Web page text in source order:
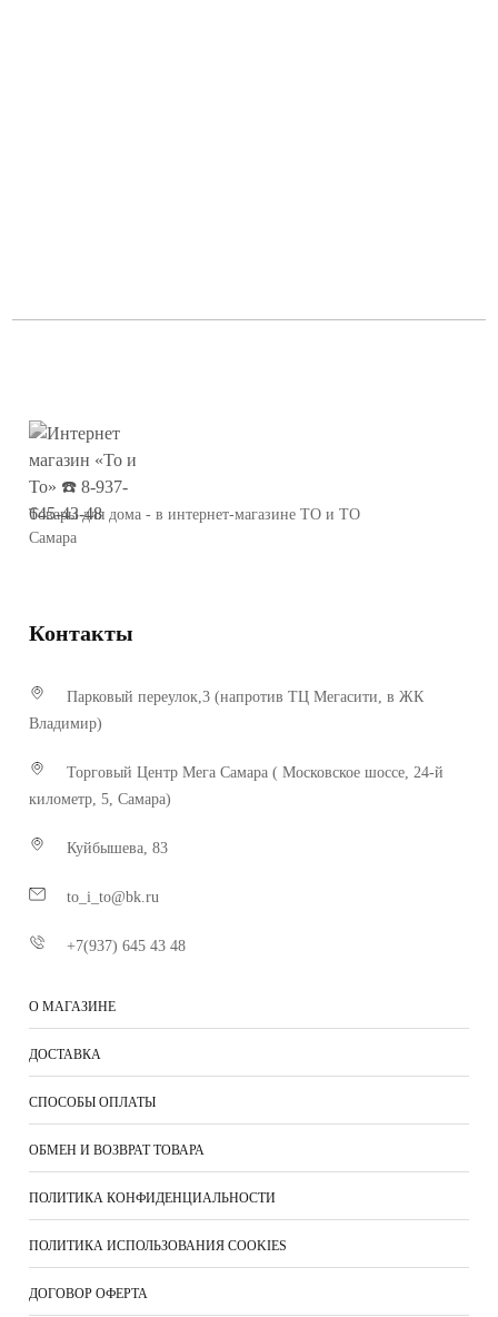
Товары для дома - в интернет-магазине ТО и ТО
Самара
Контакты
Парковый переулок,3 (напротив ТЦ Мегасити, в ЖК
Владимир)
Торговый Центр Мега Самара ( Московское шоссе, 24-й
километр, 5, Самара)
Куйбышева, 83
to_i_to@bk.ru
+7(937) 645 43 48
О МАГАЗИНЕ
ДОСТАВКА
СПОСОБЫ ОПЛАТЫ
ОБМЕН И ВОЗВРАТ ТОВАРА
ПОЛИТИКА КОНФИДЕНЦИАЛЬНОСТИ
ПОЛИТИКА ИСПОЛЬЗОВАНИЯ COOKIES
ДОГОВОР ОФЕРТА